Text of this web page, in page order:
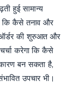
हुई सामान्य
कि कैसे तनाव और
की शुरुआत और
करेगा कि कैसे
बन सकता है,
उपचार भी।